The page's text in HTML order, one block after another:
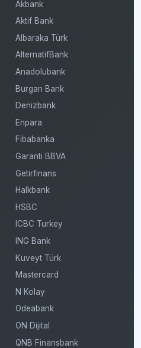
Akbank
Aktif Bank
Albaraka Türk
AlternatifBank
Anadolubank
Burgan Bank
Denizbank
Enpara
Fibabanka
Garanti BBVA
Getirfinans
Halkbank
HSBC
ICBC Turkey
ING Bank
Kuveyt Türk
Mastercard
N Kolay
Odeabank
ON Dijital
QNB Finansbank